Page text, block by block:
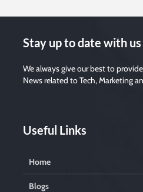
Stay up to date with us
We always give our best to
News related to Tech, Marketing
Useful Links
Home
Blogs